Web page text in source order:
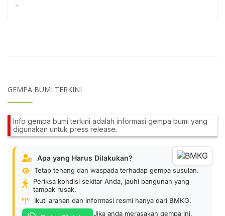
-
GEMPA BUMI TERKINI
Info gempa bumi terkini adalah informasi gempa bumi yang
digunakan untuk press release.